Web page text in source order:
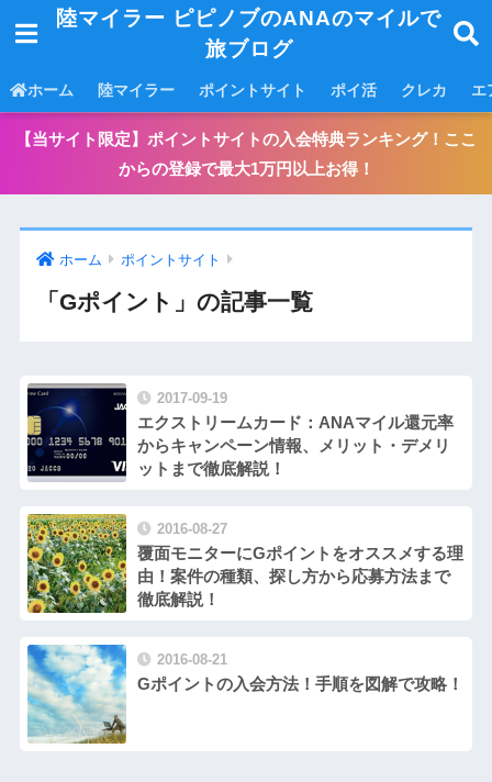
陸マイラー ピピノブのANAのマイルで
旅ブログ
ホーム 陸マイラー ポイントサイト ポイ活 クレカ エ
【当サイト限定】ポイントサイトの入会特典ランキング！ここ
からの登録で最大1万円以上お得！
ホーム ポイントサイト
「Gポイント」の記事一覧
2017-09-19
エクストリームカード：ANAマイル還元率
からキャンペーン情報、メリット・デメリ
ットまで徹底解説！
2016-08-27
覆面モニターにGポイントをオススメする理
由！案件の種類、探し方から応募方法まで
徹底解説！
2016-08-21
Gポイントの入会方法！手順を図解で攻略！